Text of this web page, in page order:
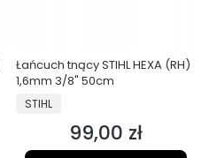
Łańcuch tnący STIHL HEXA (RH)
1,6mm 3/8" 50cm
PRODUCENT
STIHL
Cena
99,00 zł